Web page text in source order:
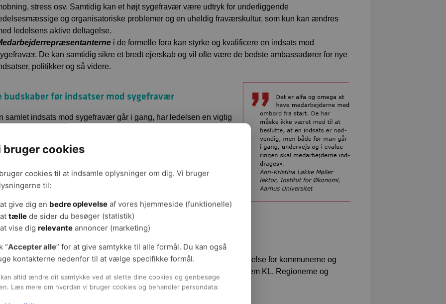
stress osv. Samtidig kan et højt sygefravær være udtryk for underliggende
og organisatoriske problemer og en uheldig fraværskultur, som kun kan ændres
ledelsens aktive deltagelse.
i de formelle fora kan styrke og kvalificere en indsats mod
De kan samtidig sikre et bredt ejerskab og vil ofte være de bedste ambassadører for nye
politikker og så videre.
budskaber før indsatser mod sygefravær
samlet indsats mod sygefravær går i gang, har ledelsen en vigtig
ske i tæt samarbejde med medarbejdernes repræsentanter, så
et bredt ejerskab til indsatsen.
inspiration til arbejdet med redskaber og rammer i forebyggelse af
af medarbejderne er ikke bare en god ide - det er også en forpligtelse for kommunerne og
i henhold til de aftaler om sundhed og trivsel, som er indgået mellem KL, Regionerne og
bruger cookies
cookies til at indsamle oplysninger om dig. Vi bruger
til:
at give dig en bedre oplevelse af vores hjemmeside (funktionelle)
at tælle de sider du besøger (statistik)
at vise dig relevante annoncer (marketing)
“Accepter alle” for at give samtykke til alle formål. Du kan også
kontakterne nedenfor til at vælge specifikke formål.
kan altid ændre dit samtykke ved at slette dine cookies og genbesøge
Læs mere om hvordan vi bruger cookies og behandler persondata: